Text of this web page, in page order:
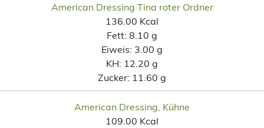
American Dressing Tina roter Ordner
136.00 Kcal
Fett: 8.10 g
Eiweis: 3.00 g
KH: 12.20 g
Zucker: 11.60 g
American Dressing, Kühne
109.00 Kcal